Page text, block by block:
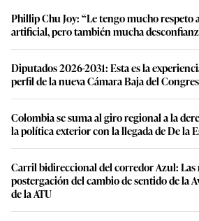
Phillip Chu Joy: “Le tengo mucho respeto
artificial, pero también mucha
Diputados 2026-2031: Esta es la
perfil de la nueva Cámara Baja del
Colombia se suma al giro regional a la
la política exterior con la llegada de De la
Carril bidireccional del corredor Azul: Las
postergación del cambio de sentido de la
de la ATU